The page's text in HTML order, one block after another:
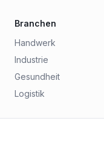
Branchen
Handwerk
Industrie
Gesundheit
Logistik